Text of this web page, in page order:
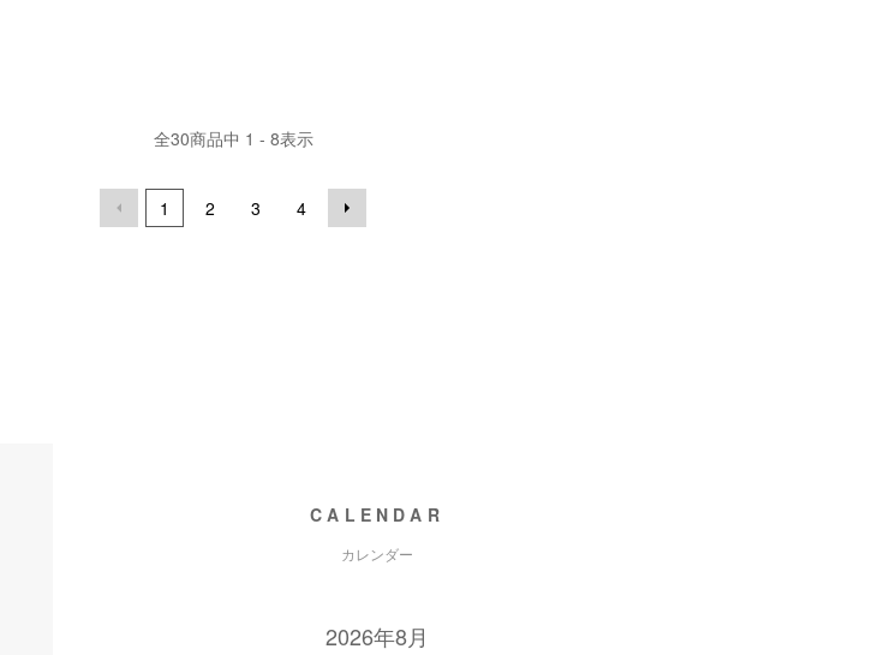
全30商品中 1 - 8表示
1 2 3 4
CALENDAR
カレンダー
2026年8月